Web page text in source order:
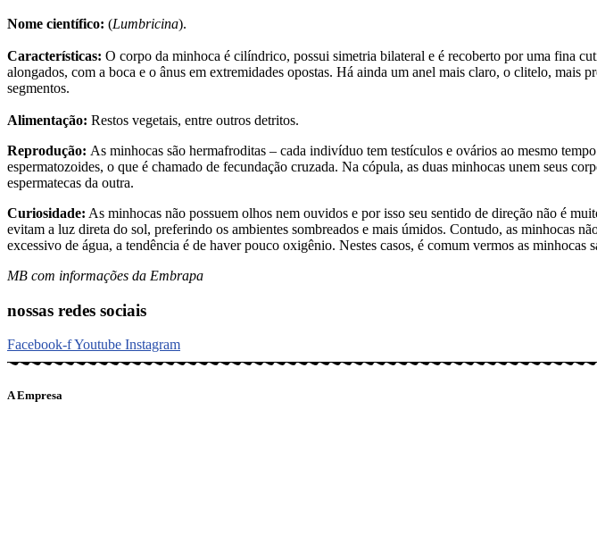
Nome científico: (Lumbricina).
Características: O corpo da minhoca é cilíndrico, possui simetria bilateral e é recoberto por uma fina
alongados, com a boca e o ânus em extremidades opostas. Há ainda um anel mais claro, o clitelo, mais
segmentos.
Alimentação: Restos vegetais, entre outros detritos.
Reprodução: As minhocas são hermafroditas – cada indivíduo tem testículos e ovários ao mesmo
espermatozoides, o que é chamado de fecundação cruzada. Na cópula, as duas minhocas unem seus
espermatecas da outra.
Curiosidade: As minhocas não possuem olhos nem ouvidos e por isso seu sentido de direção não é
evitam a luz direta do sol, preferindo os ambientes sombreados e mais úmidos. Contudo, as minhocas
excessivo de água, a tendência é de haver pouco oxigênio. Nestes casos, é comum vermos as minhocas
MB com informações da Embrapa
nossas redes sociais
Facebook-fYoutube Instagram
A Empresa